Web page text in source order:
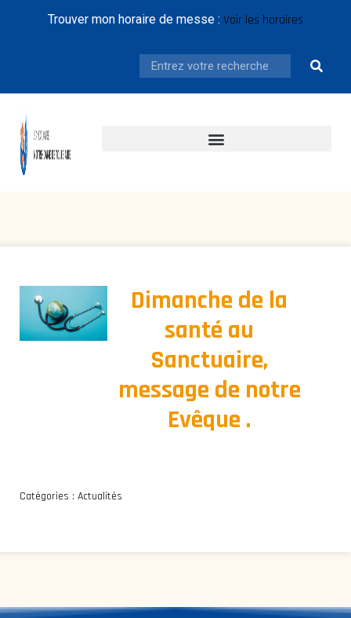
Trouver mon horaire de messe : Voir les horaires
Dimanche de la
santé au
Sanctuaire,
message de notre
Evêque .
Catégories : Actualités